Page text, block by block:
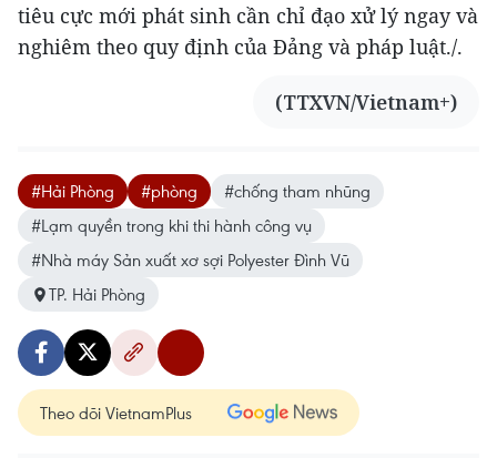
tiêu cực mới phát sinh cần chỉ đạo xử lý ngay và
nghiêm theo quy định của Đảng và pháp luật./.
(TTXVN/Vietnam+)
#Hải Phòng #phòng
#chống tham nhũng
#Lạm quyền trong khi thi hành công vụ
#Nhà máy Sản xuất xơ sợi Polyester Đình Vũ
TP. Hải Phòng
Theo dõi VietnamPlus